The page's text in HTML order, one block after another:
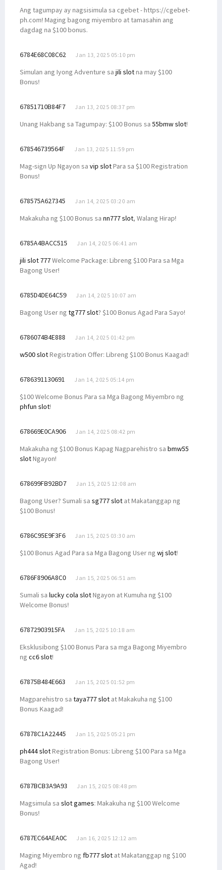
Ang tagumpay ay nagsisimula sa cgebet - https://cgebet-
ph.com! Maging bagong miyembro at tamasahin ang
dagdag na $100 bonus.
6784E68C08C62 Jan 13, 2025 05:10 pm
Simulan ang Iyong Adventure sa jili slotna may $100
Bonus!
67851710B84F7 Jan 13, 2025 08:37 pm
Unang Hakbang sa Tagumpay: $100 Bonus sa 55bmw slot!
678546739564F Jan 13, 2025 11:59 pm
Mag-sign Up Ngayon sa vip slotPara sa $100 Registration
Bonus!
678575A627345 Jan 14, 2025 03:20 am
Makakuha ng $100 Bonus sa nn777 slot, Walang Hirap!
6785A4BACC515 Jan 14, 2025 06:41 am
jili slot 777Welcome Package: Libreng $100 Para sa Mga
Bagong User!
6785D4DE64C59 Jan 14, 2025 10:07 am
Bagong User ng tg777 slot? $100 Bonus Agad Para Sayo!
6786074B4E888 Jan 14, 2025 01:42 pm
w500 slotRegistration Offer: Libreng $100 Bonus Kaagad!
6786391130691 Jan 14, 2025 05:14 pm
$100 Welcome Bonus Para sa Mga Bagong Miyembro ng
phfun slot!
678669E0CA906 Jan 14, 2025 08:42 pm
Makakuha ng $100 Bonus Kapag Nagparehistro sa bmw55
slotNgayon!
678699FB92BD7 Jan 15, 2025 12:08 am
Bagong User? Sumali sa sg777 slot at Makatanggap ng
$100 Bonus!
6786C95E9F3F6 Jan 15, 2025 03:30 am
$100 Bonus Agad Para sa Mga Bagong User ng wj slot!
6786F8906A8C0 Jan 15, 2025 06:51 am
Sumali sa lucky cola slotNgayon at Kumuha ng $100
Welcome Bonus!
67872903915FA Jan 15, 2025 10:18 am
Eksklusibong $100 Bonus Para sa mga Bagong Miyembro
ng cc6 slot!
67875B484E663 Jan 15, 2025 01:52 pm
Magparehistro sa taya777 slot at Makakuha ng $100
Bonus Kaagad!
67878C1A22445 Jan 15, 2025 05:21 pm
ph444 slotRegistration Bonus: Libreng $100 Para sa Mga
Bagong User!
6787BCB3A9A93 Jan 15, 2025 08:48 pm
Magsimula sa slot games: Makakuha ng $100 Welcome
Bonus!
6787EC64AEA0C Jan 16, 2025 12:12 am
Maging Miyembro ng fb777 slot at Makatanggap ng $100
Agad!